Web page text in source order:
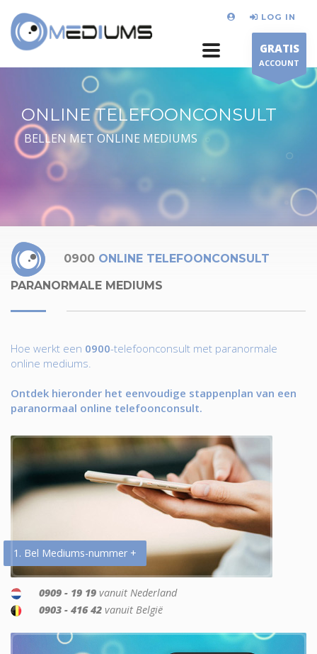
LOG IN
GRATIS
ACCOUNT
ONLINE TELEFOONCONSULT
BELLEN MET ONLINE MEDIUMS
0900 ONLINE TELEFOONCONSULT
PARANORMALE MEDIUMS
Hoe werkt een 0900-telefoonconsult met paranormale
online mediums.
Ontdek hieronder het eenvoudige stappenplan van een
paranormaal online telefoonconsult.
1. Bel Mediums-nummer +
0909 - 19 19 vanuit Nederland
0903 - 416 42 vanuit België